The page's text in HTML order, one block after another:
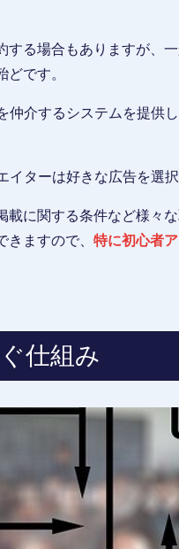
する場合もありますが、
どです。
仲介するシステムを提供
ターは好きな広告を選択
載に関する条件など様々
ますので、 特に初心者
仕組み